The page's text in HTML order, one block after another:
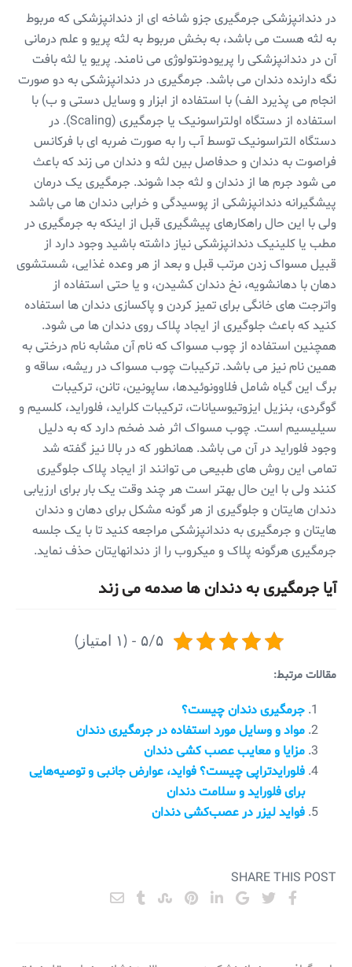
در دندانپزشکی جرمگیری جزو شاخه ای از دندانپزشکی که مربوط
به لثه هست می باشد، به بخش مربوط به لثه پریو و علم درمانی
آن در دندانپزشکی را پریودونتولوژی می نامند. پریو یا لثه بافت
نگه دارنده دندان می باشد. جرمگیری در دندانپزشکی به دو صورت
انجام می پذیرد الف) با استفاده از ابزار و وسایل دستی و ب) با
استفاده از دستگاه اولتراسونیک یا جرمگیری (Scaling). در
دستگاه التراسونیک توسط آب را به صورت ضربه ای با فرکانس
فراصوت به دندان و حدفاصل بین لثه و دندان می زند که باعث
می شود جرم ها از دندان و لثه جدا شوند. جرمگیری یک درمان
پیشگیرانه دندانپزشکی از پوسیدگی و خرابی دندان ها می باشد
ولی با این حال راهکارهای پیشگیری قبل از اینکه به جرمگیری در
مطب یا کلینیک دندانپزشکی نیاز داشته باشید وجود دارد از
قبیل مسواک زدن مرتب قبل و بعد از هر وعده غذایی، شستشوی
دهان با دهانشویه، نخ دندان کشیدن، و یا حتی استفاده از
واترجت های خانگی برای تمیز کردن و پاکسازی دندان ها استفاده
کنید که باعث جلوگیری از ایجاد پلاک روی دندان ها می شود.
همچنین استفاده از چوب مسواک که نام آن مشابه نام درختی به
همین نام نیز می باشد. ترکیبات چوب مسواک در ریشه، ساقه و
برگ این گیاه شامل فلاوونوئیدها، ساپونین، تانن، ترکیبات
گوگردی، بنزیل ایزوتیوسیانات، ترکیبات کلراید، فلوراید، کلسیم و
سیلیسیم است. چوب مسواک اثر ضد ضخم دارد که به دلیل
وجود فلوراید در آن می باشد. همانطور که در بالا نیز گفته شد
تمامی این روش های طبیعی می توانند از ایجاد پلاک جلوگیری
کنند ولی با این حال بهتر است هر چند وقت یک بار برای ارزیابی
دندان هایتان و جلوگیری از هر گونه مشکل برای دهان و دندان
هایتان و جرمگیری به دندانپزشکی مراجعه کنید تا با یک جلسه
جرمگیری هرگونه پلاک و میکروب را از دندانهایتان حذف نماید.
آیا جرمگیری به دندان ها صدمه می زند
۵/۵ - (۱ امتیاز)
مقالات مرتبط:
جرمگیری دندان چیست؟
مواد و وسایل مورد استفاده در جرمگیری دندان
مزایا و معایب عصب کشی دندان
فلورایدتراپی چیست؟ فواید، عوارض جانبی و توصیه‌هایی
برای فلوراید و سلامت دندان
فواید لیزر در عصب‌کشی دندان
SHARE THIS POST